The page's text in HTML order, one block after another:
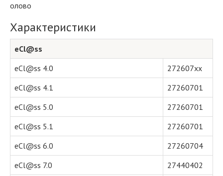
олово
Характеристики
eCl@ss
eCl@ss 4.0
272607xx
eCl@ss 4.1
27260701
eCl@ss 5.0
27260701
eCl@ss 5.1
27260701
eCl@ss 6.0
27260704
eCl@ss 7.0
27440402